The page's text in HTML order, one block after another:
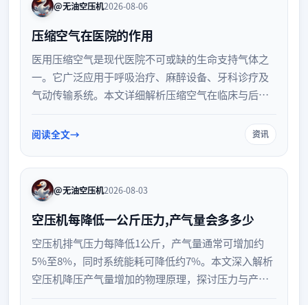
@无油空压机2026-08-06
压缩空气在医院的作用
医用压缩空气是现代医院不可或缺的生命支持气体之
一。它广泛应用于呼吸治疗、麻醉设备、牙科诊疗及
气动传输系统。本文详细解析压缩空气在临床与后勤
障医疗安全与患者生命健康。
阅读全文 资讯
@无油空压机2026-08-03
空压机每降低一公斤压力,产气量会多多少
空压机排气压力每降低1公斤，产气量通常可增加约
5%至8%，同时系统能耗可降低约7%。本文深入解析
空压机降压产气量增加的物理原理，探讨压力与产气